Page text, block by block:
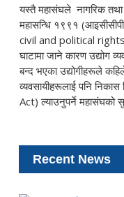
यस्तै महासंघले नागरिक तथा
महासन्धि १९९१
civil and political rights
घाटामा जाने कारण उद्योग
बन्द भएका उद्योगीहरूले
व्यवसायीहरूलाई पनि
Act) ल्याउनुपर्ने महासंघको
Recent News